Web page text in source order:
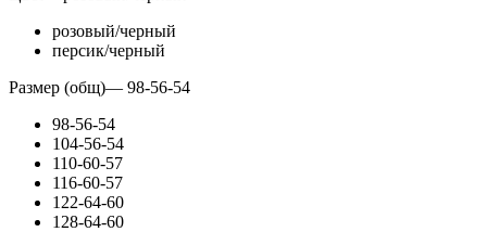
розовый/черный
персик/черный
Размер (общ)— 98-56-54
98-56-54
104-56-54
110-60-57
116-60-57
122-64-60
128-64-60